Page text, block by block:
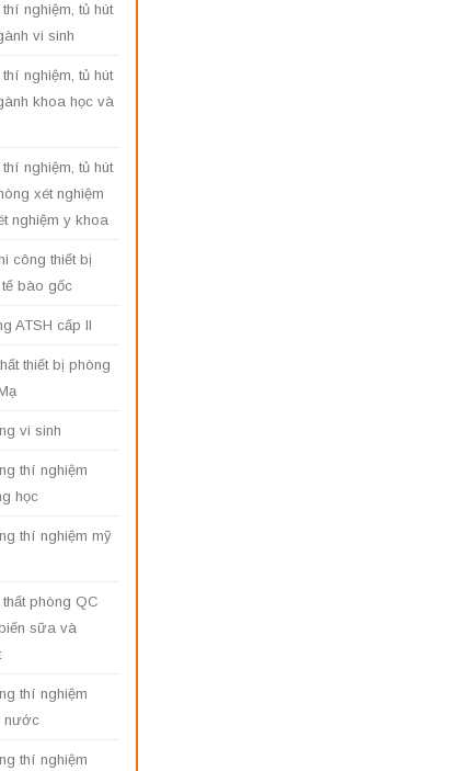
nghiệm, tủ hút
vi sinh
nghiệm, tủ hút
khoa học và
nghiệm, tủ hút
xét nghiệm
nghiệm y khoa
công thiết bị
bào gốc
ATSH cấp II
thiết bị phòng
vi sinh
thí nghiệm
học
thí nghiệm mỹ
phòng QC
sữa và
thí nghiệm
nước
thí nghiệm